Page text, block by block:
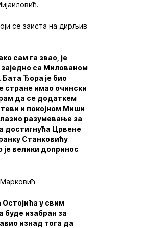
се заиста на дирљив
сам га звао, је
са Милованом
Ђора је био
стране имао очински
да се додаткем
и покојном Миши
разумевање за
достигнућа Црвене
Станковићу
велики допринос
у свим
буде изабран за
изнад тога да